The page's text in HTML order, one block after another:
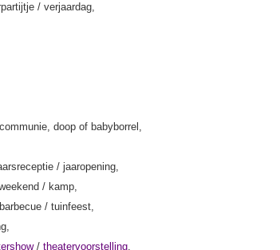
/ verjaardag,
doop of babyborrel,
/ jaaropening,
/ kamp,
/ tuinfeest,
/ theatervoorstelling,